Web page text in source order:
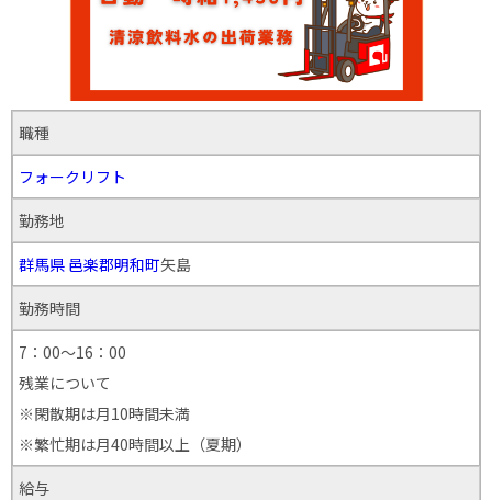
職種
フォークリフト
勤務地
群馬県 邑楽郡明和町矢島
勤務時間
7：00～16：00
残業について
※閑散期は月10時間未満
※繁忙期は月40時間以上（夏期）
給与